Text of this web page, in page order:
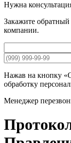
Нужна
Закажите
компании.
Нажав на кнопку
обработку
Менеджер